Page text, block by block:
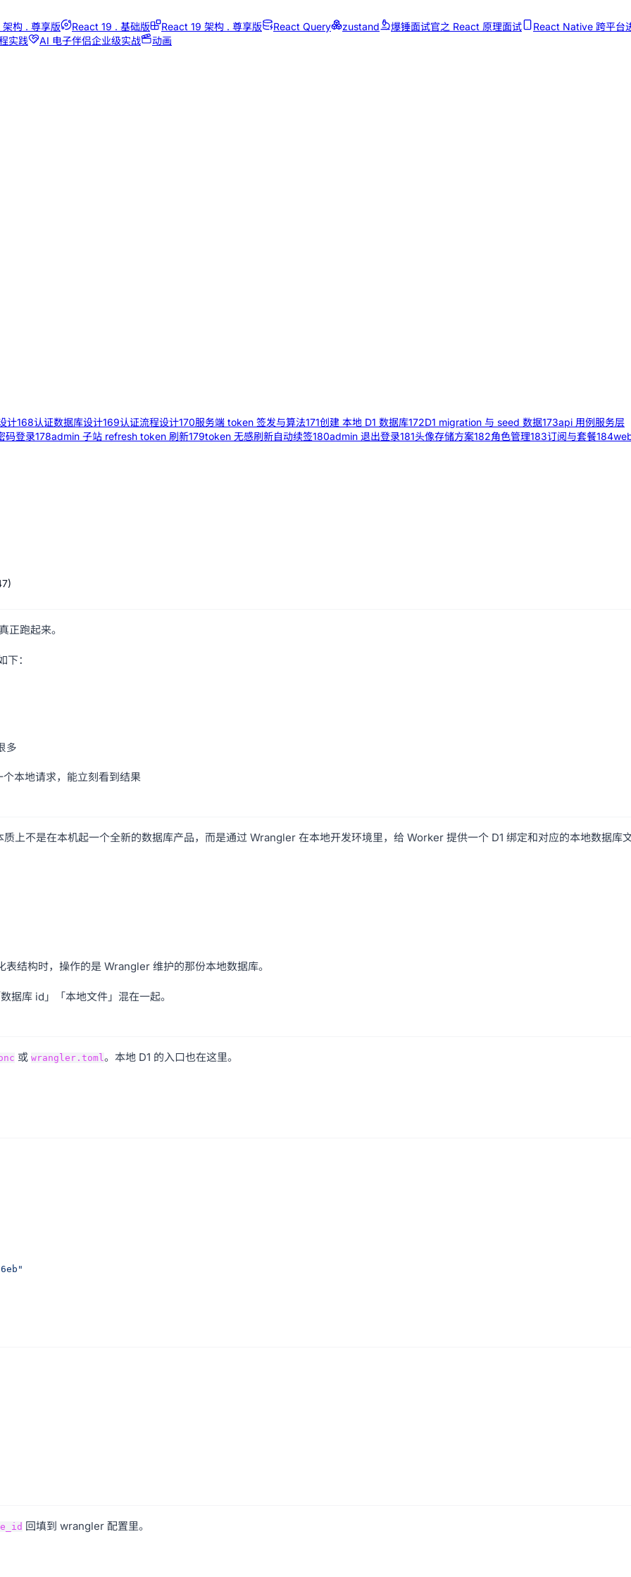
构 . 尊享版 React 19 . 基础版 React 19 架构 . 尊享版 React Query zustand 爆锤面试官之 React 原理面试
React Native 跨平台
实践
AI 电子伴侣企业级实战 动画
计168认证数据库设计169认证流程设计170服务端 token 签发与算法171创建 本地 D1 数据库172D1 migration 与 seed 数据173api 用例服务层
码登录178admin 子站 refresh token 刷新179token 无感刷新自动续签180admin 退出登录181头像存储方案182角色管理183订阅与套餐184
)
正跑起来。
：
多
本地请求，能立刻看到结果
上不是在本机起一个全新的数据库产品，而是通过 Wrangler 在本地开发环境里，给 Worker 提供一个 D1 绑定和对应的本地数据库
结构时，操作的是 Wrangler 维护的那份本地数据库。
据库 id」「本地文件」混在一起。
或 wrangler.toml。本地 D1 的入口也在这里。
回填到 wrangler 配置里。